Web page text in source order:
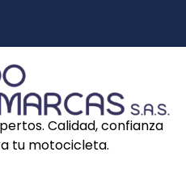
Calidad, confianza
tu motocicleta.